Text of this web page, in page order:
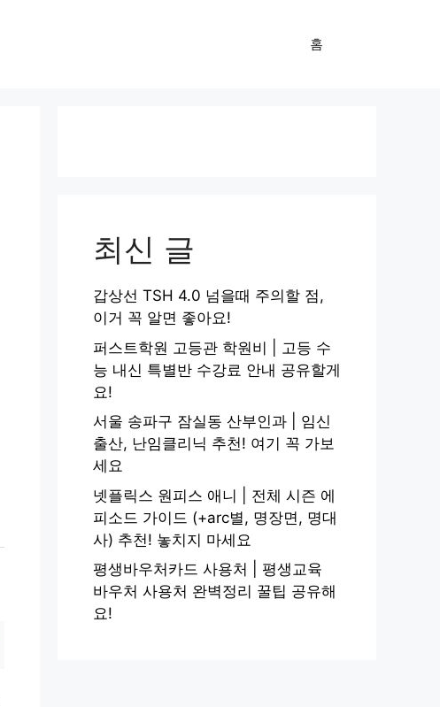
홈
최신 글
갑상선 TSH 4.0 넘을때 주의할 점,
이거 꼭 알면 좋아요!
퍼스트학원 고등관 학원비 | 고등 수
능 내신 특별반 수강료 안내 공유할게
요!
서울 송파구 잠실동 산부인과 | 임신
출산, 난임클리닉 추천! 여기 꼭 가보
세요
넷플릭스 원피스 애니 | 전체 시즌 에
피소드 가이드 (+arc별, 명장면, 명대
사) 추천! 놓치지 마세요
평생바우처카드 사용처 | 평생교육
바우처 사용처 완벽정리 꿀팁 공유해
요!